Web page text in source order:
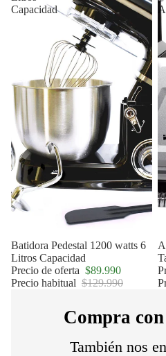
Capacidad
Oferta
Batidora Pedestal 1200 watts 6
Litros Capacidad
Precio de oferta $89.990
Precio habitual $129.990
Compra
También nos